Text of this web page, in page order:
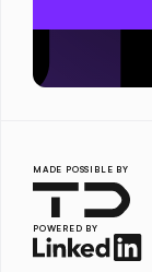
MADE POSSIBLE BY
POWERED BY